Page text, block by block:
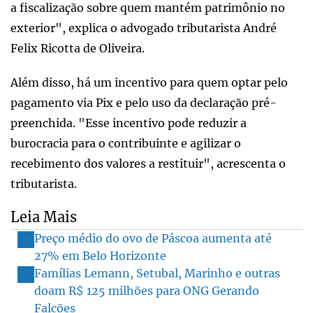
a fiscalização sobre quem mantém patrimônio no
exterior", explica o advogado tributarista André
Felix Ricotta de Oliveira.
Além disso, há um incentivo para quem optar pelo
pagamento via Pix e pelo uso da declaração pré-
preenchida. "Esse incentivo pode reduzir a
burocracia para o contribuinte e agilizar o
recebimento dos valores a restituir", acrescenta o
tributarista.
Leia Mais
Preço médio do ovo de Páscoa aumenta até
27% em Belo Horizonte
Famílias Lemann, Setubal, Marinho e outras
doam R$ 125 milhões para ONG Gerando
Falcões